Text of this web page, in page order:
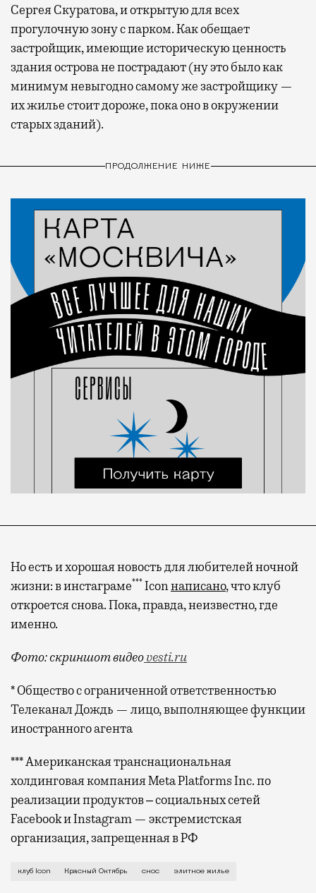
Сергея Скуратова, и открытую для всех
прогулочную зону с парком. Как обещает
застройщик, имеющие историческую ценность
здания острова не пострадают (ну это было как
минимум невыгодно самому же застройщику —
их жилье стоит дороже, пока оно в окружении
старых зданий).
ПРОДОЛЖЕНИЕ НИЖЕ
Но есть и хорошая новость для любителей ночной
жизни: в инстаграме***Iconнаписано, что клуб
откроется снова. Пока, правда, неизвестно, где
именно.
Фото: скриншот видеоvesti.ru
* Общество с ограниченной ответственностью
Телеканал Дождь — лицо, выполняющее функции
иностранного агента
*** Американская транснациональная
холдинговая компания Meta Platforms Inc. по
реализации продуктов ‒ социальных сетей
Facebook и Instagram — экстремистская
организация, запрещенная в РФ
клуб Icon Красный Октябрь снос элитное жилье